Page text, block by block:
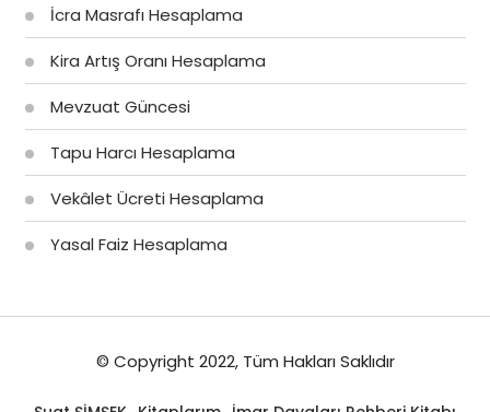
İcra Masrafı Hesaplama
Kira Artış Oranı Hesaplama
Mevzuat Güncesi
Tapu Harcı Hesaplama
Vekâlet Ücreti Hesaplama
Yasal Faiz Hesaplama
© Copyright 2022, Tüm Hakları Saklıdır